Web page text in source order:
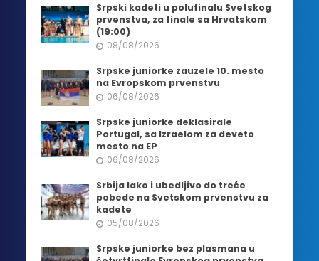
Srpski kadeti u polufinalu Svetskog
prvenstva, za finale sa Hrvatskom
(19:00)
08/08/2026
Srpske juniorke zauzele 10. mesto
na Evropskom prvenstvu
06/08/2026
Srpske juniorke deklasirale
Portugal, sa Izraelom za deveto
mesto na EP
06/08/2026
Srbija lako i ubedljivo do treće
pobede na Svetskom prvenstvu za
kadete
05/08/2026
Srpske juniorke bez plasmana u